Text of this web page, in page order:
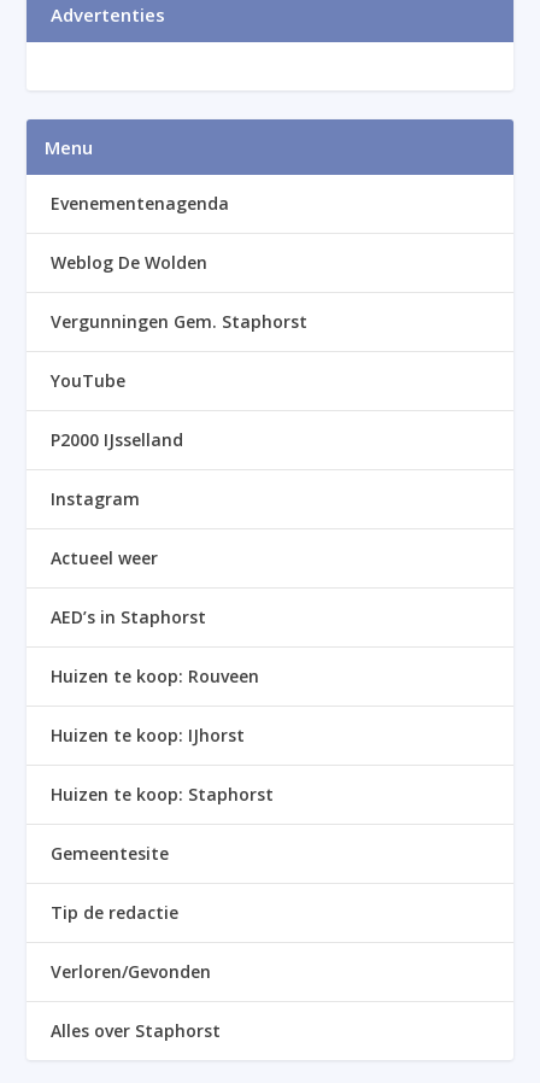
Advertenties
Menu
Evenementenagenda
Weblog De Wolden
Vergunningen Gem. Staphorst
YouTube
P2000 IJsselland
Instagram
Actueel weer
AED’s in Staphorst
Huizen te koop: Rouveen
Huizen te koop: IJhorst
Huizen te koop: Staphorst
Gemeentesite
Tip de redactie
Verloren/Gevonden
Alles over Staphorst